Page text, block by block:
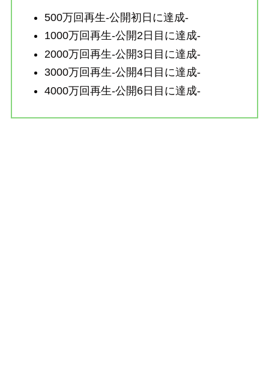
500万回再生-公開初日に達成-
1000万回再生-公開2日目に達成-
2000万回再生-公開3日目に達成-
3000万回再生-公開4日目に達成-
4000万回再生-公開6日目に達成-